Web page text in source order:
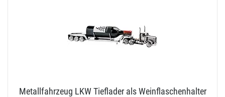
Metallfahrzeug LKW Tieflader als Weinflaschenhalter